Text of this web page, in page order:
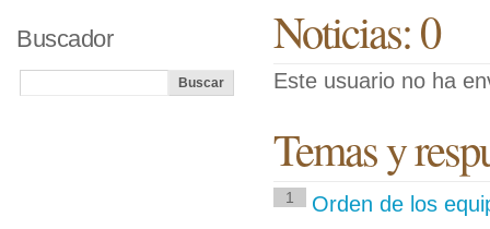
Noticias: 0
Este usuario no ha
Temas y
1 Orden de los
Buscador